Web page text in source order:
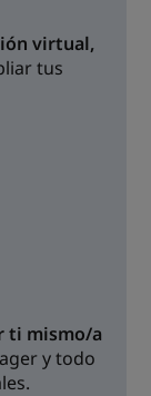
virtual,
tus
ti mismo/a
y todo